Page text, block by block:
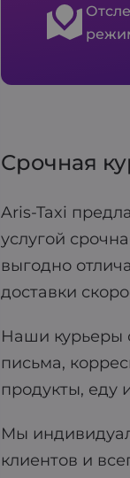
Срочная
Aris-Taxi
услугой
выгодно
доставки
Наши курьеры
письма,
продукты, еду
Мы
клиентов и